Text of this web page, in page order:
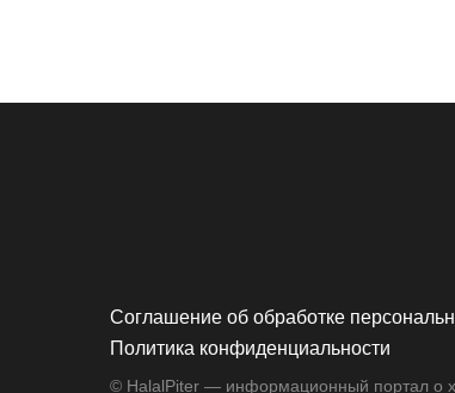
Соглашение об обработке
Политика конфиденциальности
© HalalPiter — информационный портал о